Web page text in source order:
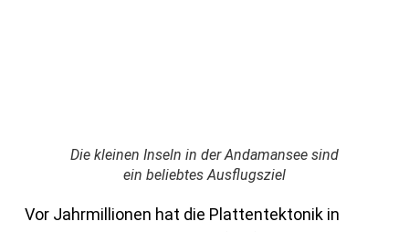
Die kleinen Inseln in der Andamansee sind
ein beliebtes Ausflugsziel
Vor Jahrmillionen hat die Plattentektonik in